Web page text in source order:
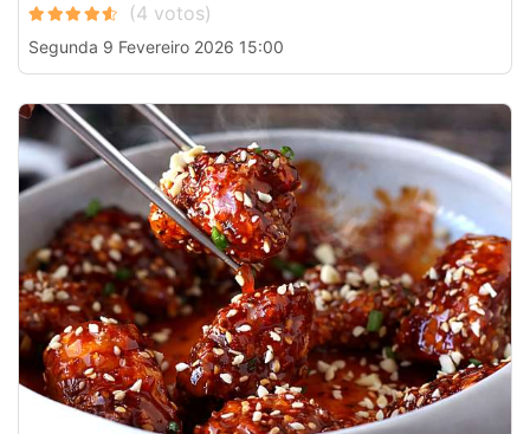
Segunda 9 Fevereiro 2026 15:00